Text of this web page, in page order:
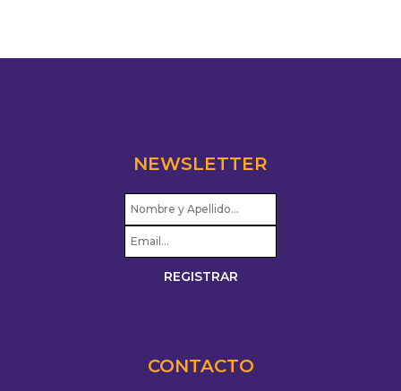
NEWSLETTER
CONTACTO